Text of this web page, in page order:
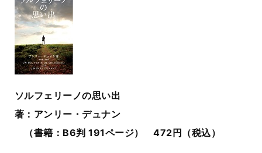
ソルフェリーノの思い出
著：アンリー・デュナン
（書籍：B6判 191ページ） 472円（税込）